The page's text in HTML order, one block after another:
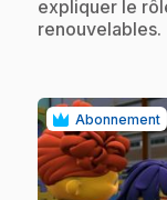
expliquer le
renouvelables.
Abonnement